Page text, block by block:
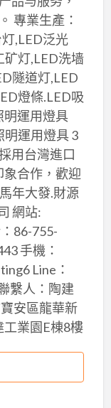
專業生產：
,LED泛光
矿灯,LED洗墙
隧道灯,LED
燈條.LED吸
運用燈具
明運用燈具 3
用台灣進口
合作，歡迎
年大發.財源
網站:
86-755-
手機：
Line：
繫人：陶建
安區龍華新
工業園E棟8樓